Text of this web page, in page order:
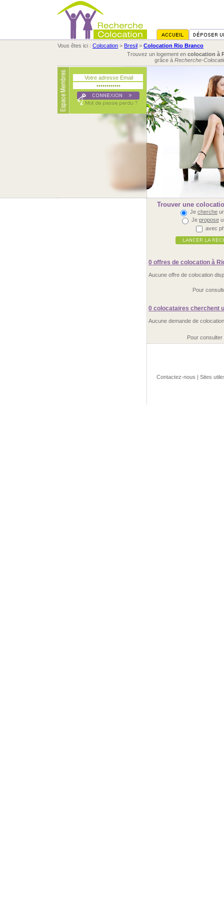
Vous êtes ici : Colocation > Bresil > Colocation Rio Branco
Trouvez un logement en colocation à
grâce à Recherche-
Trouver une
Je cherche
Je propose
avec
0 offres de colocation à
Aucune offre de colocation
Pour
0 colocataires cherchent
Aucune demande de
Pour
Contactez-nous | Sites